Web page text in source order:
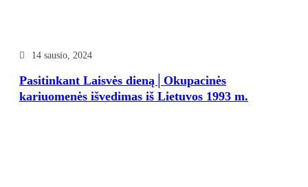
14 sausio, 2024
Pasitinkant Laisvės dieną│Okupacinės
kariuomenės išvedimas iš Lietuvos 1993 m.